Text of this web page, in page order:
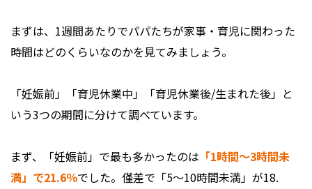
まずは、1週間あたりでパパたちが家事・育児に関わった
時間はどのくらいなのかを見てみましょう。
「妊娠前」「育児休業中」「育児休業後/生まれた後」と
いう3つの期間に分けて調べています。
まず、「妊娠前」で最も多かったのは 「1時間～3時間未
満」で21.6％でした。僅差で「5～10時間未満」が18.